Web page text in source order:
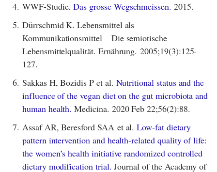
4. WWF-Studie.Das grosse Wegschmeissen. 2015.
5. Dürrschmid K. Lebensmittel als
Kommunikationsmittel – Die semiotische
Lebensmittelqualität. Ernährung. 2005;19(3):125-
127.
6. Sakkas H, Bozidis P et al. Nutritional status and the
influence of the vegan diet on the gut microbiota and
human health. Medicina. 2020 Feb 22;56(2):88.
7. Assaf AR, Beresford SAA et al.Low-fat dietary
pattern intervention and health-related quality of life:
the women’s health initiative randomized controlled
dietary modification trial. Journal of the Academy of